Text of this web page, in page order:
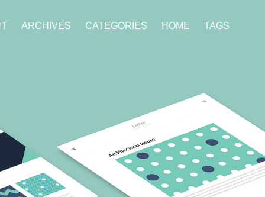
ARCHIVES CATEGORIES HOME TAGS